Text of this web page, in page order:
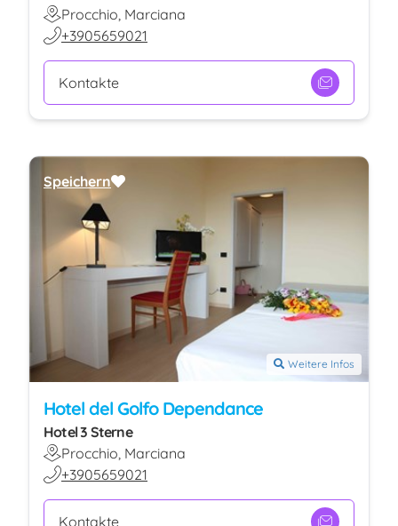
Procchio, Marciana
+3905659021
Kontakte
Weitere Infos
Hotel del Golfo Dependance
Hotel 3 Sterne
Procchio, Marciana
+3905659021
Kontakte
Speichern